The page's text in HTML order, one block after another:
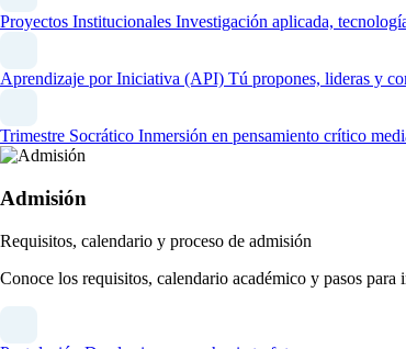
Proyectos Institucionales Investigación aplicada,
Aprendizaje por Iniciativa (API) Tú propones, lideras y
Trimestre Socrático Inmersión en pensamiento crítico
Admisión
Requisitos, calendario y proceso de admisión
Conoce los requisitos, calendario académico y pasos